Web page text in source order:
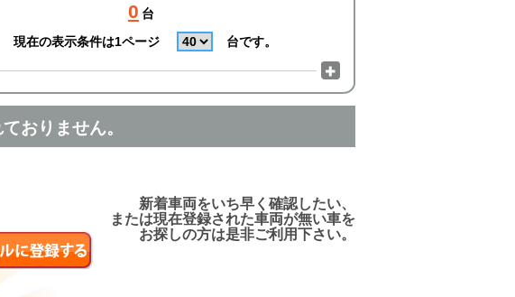
0 台
現在の表示条件は1ページ
台です。
おりません。
新着車両をいち早く確認したい、
または現在登録された車両が無い車を
お探しの方は是非ご利用下さい。